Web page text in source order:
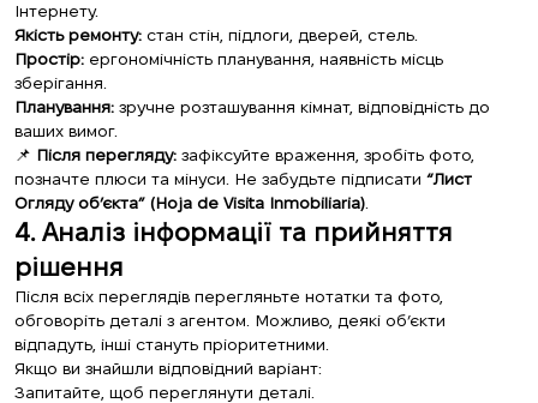
Інтернету.
Якість ремонту: стан стін, підлоги, дверей, стель.
Простір: ергономічність планування, наявність місць
зберігання.
Планування: зручне розташування кімнат, відповідність до
ваших вимог.
📌 Після перегляду: зафіксуйте враження, зробіть фото,
позначте плюси та мінуси. Не забудьте підписати “Лист
Огляду об’єкта” (Hoja de Visita Inmobiliaria)
4. Аналіз інформації та прийняття
рішення
Після всіх переглядів перегляньте нотатки та фото,
обговоріть деталі з агентом. Можливо, деякі об’єкти
відпадуть, інші стануть пріоритетними.
Якщо ви знайшли відповідний варіант:
Запитайте, щоб переглянути деталі.